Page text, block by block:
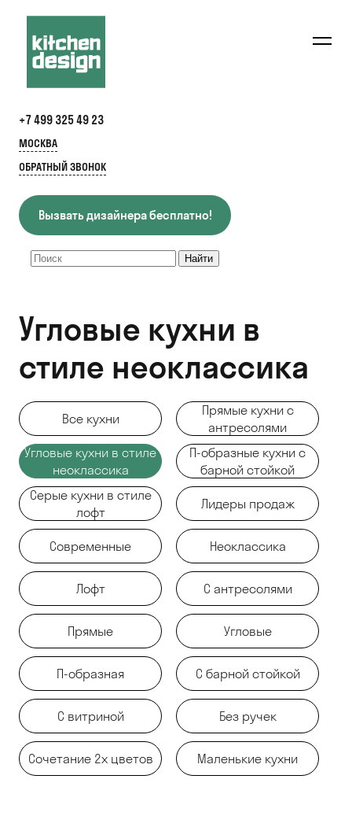
+7 499 325 49 23
МОСКВА
ОБРАТНЫЙ ЗВОНОК
Вызвать дизайнера бесплатно!
Угловые кухни в
стиле неоклассика
Все кухни
Прямые кухни с
антресолями
Угловые кухни в стиле
неоклассика
П-образные кухни с
барной стойкой
Серые кухни в стиле
лофт
Лидеры продаж
Современные Неоклассика
Лофт С антресолями
Прямые Угловые
П-образная С барной стойкой
С витриной Без ручек
Сочетание 2х цветов Маленькие кухни